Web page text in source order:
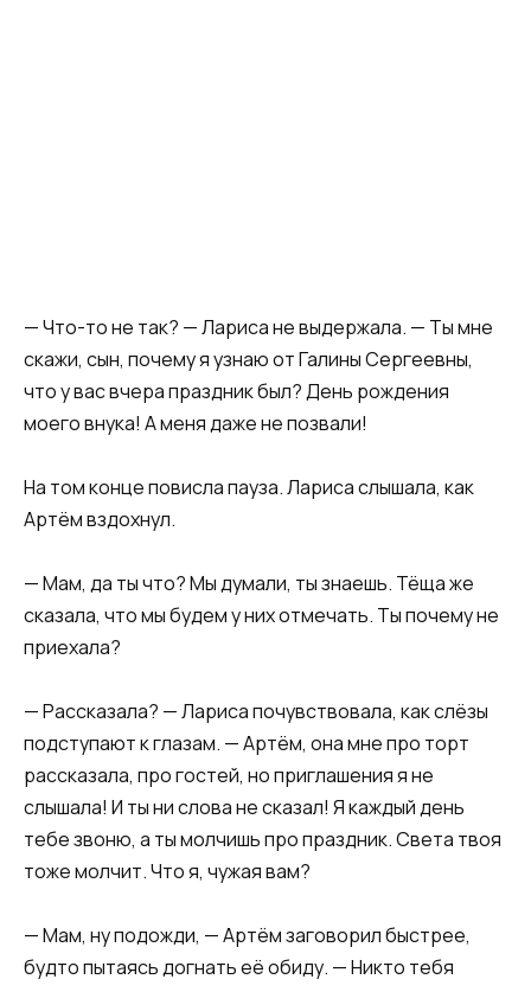
​— Что-то не так? — Лариса не выдержала. — Ты мне
скажи, сын, почему я узнаю от Галины Сергеевны,
что у вас вчера праздник был? День рождения
моего внука! А меня даже не позвали!​
​На том конце повисла пауза. Лариса слышала, как
Артём вздохнул.​
​— Мам, да ты что? Мы думали, ты знаешь. Тёща же
сказала, что мы будем у них отмечать. Ты почему не
приехала?​
​— Рассказала? — Лариса почувствовала, как слёзы
подступают к глазам. — Артём, она мне про торт
рассказала, про гостей, но приглашения я не
слышала! И ты ни слова не сказал! Я каждый день
тебе звоню, а ты молчишь про праздник. Света твоя
тоже молчит. Что я, чужая вам?​
​— Мам, ну подожди, — Артём заговорил быстрее,
будто пытаясь догнать её обиду. — Никто тебя